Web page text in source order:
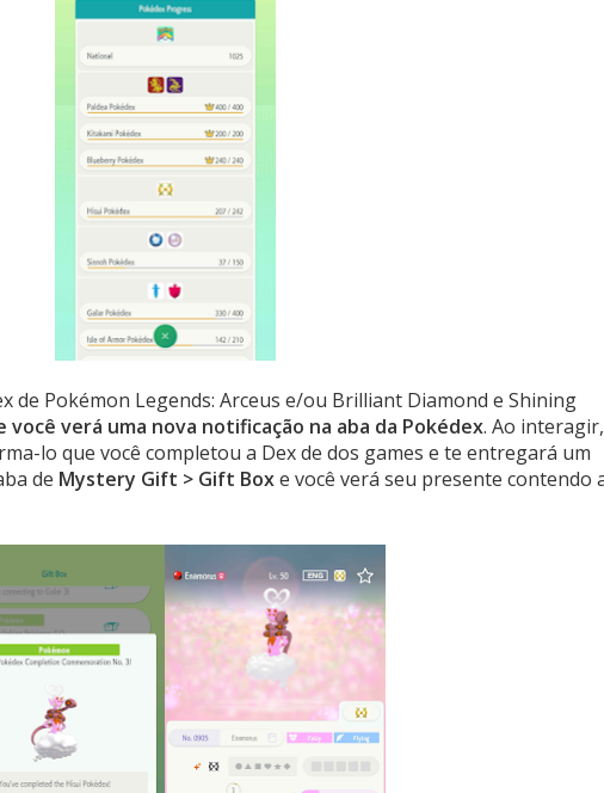
de Pokémon Legends: Arceus e/ou Brilliant Diamond e Shining
você verá uma nova notificação na aba da Pokédex. Ao interagir,
lo que você completou a Dex de dos games e te entregará um
de Mystery Gift > Gift Boxe você verá seu presente contendo